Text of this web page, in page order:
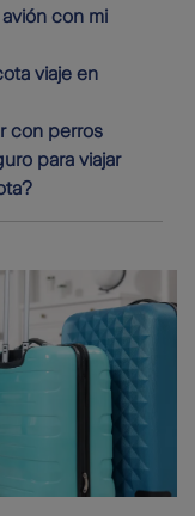
con mi
viaje en
con perros
para viajar